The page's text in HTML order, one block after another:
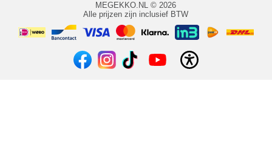
MEGEKKO.NL © 2026
Alle prijzen zijn inclusief BTW